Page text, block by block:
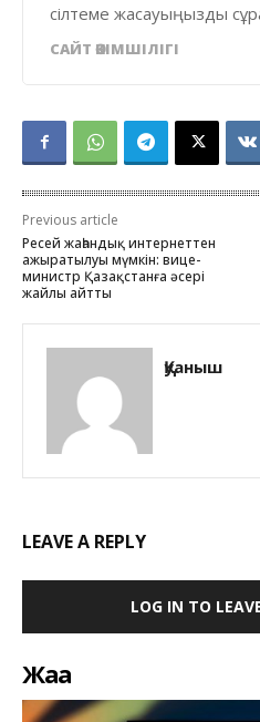
сілтеме жасауыңызды
САЙТ ӘКІМШІЛІГІ
Previous article
Ресей жаһандық интернеттен
ажыратылуы мүмкін: вице-
министр Қазақстанға әсері
жайлы айтты
Қуаныш
LEAVE A REPLY
LOG IN TO
Жаңа